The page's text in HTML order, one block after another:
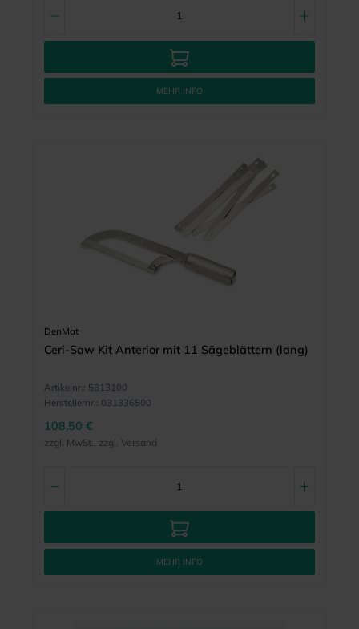
MEHR INFO
DenMat
Ceri-Saw Kit Anterior mit 11 Sägeblättern (lang)
Artikelnr.: 5313100
Herstellernr.: 031336500
108,50 €
zzgl. MwSt., zzgl. Versand
MEHR INFO